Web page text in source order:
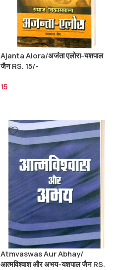
Ajanta Alora/अजंता एलोरा-यशपाल
जैन RS. 15/-
15
Atmvaswas Aur Abhay/
आत्मविश्वाश और अभय-यशपाल जैन RS.